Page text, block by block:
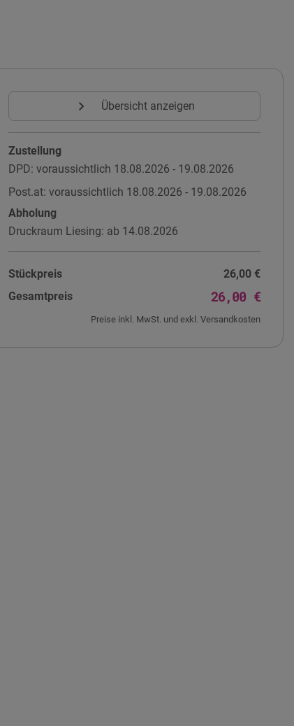
expand_more Übersicht anzeigen
Zustellung
DPD: voraussichtlich 18.08.2026 - 19.08.2026
Post.at: voraussichtlich 18.08.2026 - 19.08.2026
Abholung
Druckraum Liesing: ab 14.08.2026
Stückpreis
26,00 €
Gesamtpreis
26,00 €
Preise inkl. MwSt. und exkl. Versandkosten